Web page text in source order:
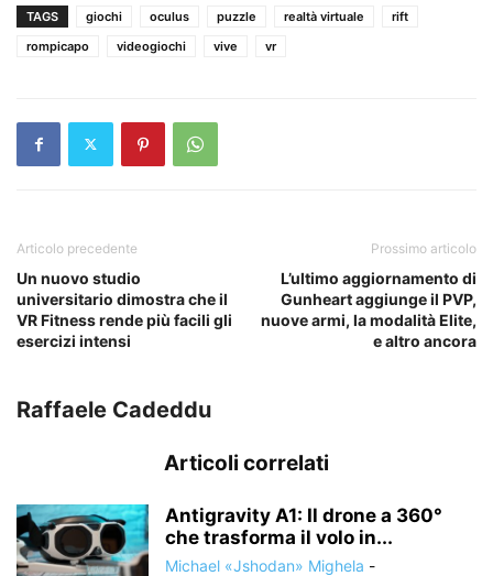
TAGS giochi oculus puzzle realtà virtuale
rift
rompicapo
videogiochi vive vr
Articolo precedente
Un nuovo studio
universitario dimostra che il
VR Fitness rende più facili gli
esercizi intensi
Prossimo articolo
L’ultimo aggiornamento di
Gunheart aggiunge il PVP,
nuove armi, la modalità Elite,
e altro ancora
Raffaele Cadeddu
Articoli correlati
Antigravity A1: Il drone a 360°
che trasforma il volo in...
Michael «Jshodan» Mighela -